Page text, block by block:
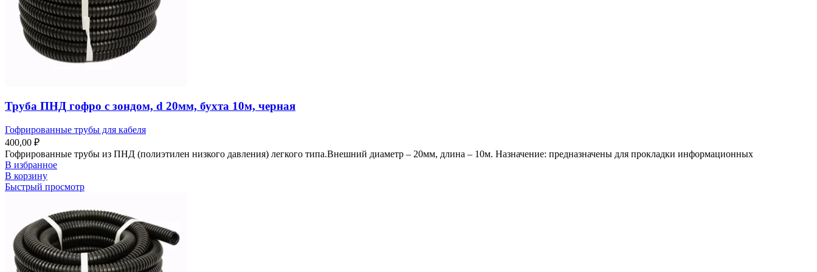
Труба ПНД гофро с зондом, d 20мм, бухта 10м, черная
Гофрированные трубы для кабеля
400,00 ₽
Гофрированные трубы из ПНД (полиэтилен низкого давления) легкого типа.Внешний диаметр – 20мм, длина – 10м. Назначение: предназначены для прокладки информационных
В избранное
В корзину
Быстрый просмотр